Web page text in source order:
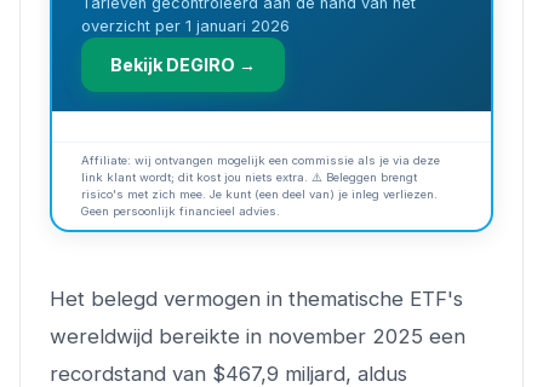
overzicht per 1 januari 2026
Bekijk DEGIRO →
Affiliate: wij ontvangen mogelijk een commissie als je via deze
link klant wordt; dit kost jou niets extra. ⚠️ Beleggen brengt
risico's met zich mee. Je kunt (een deel van) je inleg verliezen.
Geen persoonlijk financieel advies.
Het belegd vermogen in thematische ETF's
wereldwijd bereikte in november 2025 een
recordstand van $467,9 miljard, aldus